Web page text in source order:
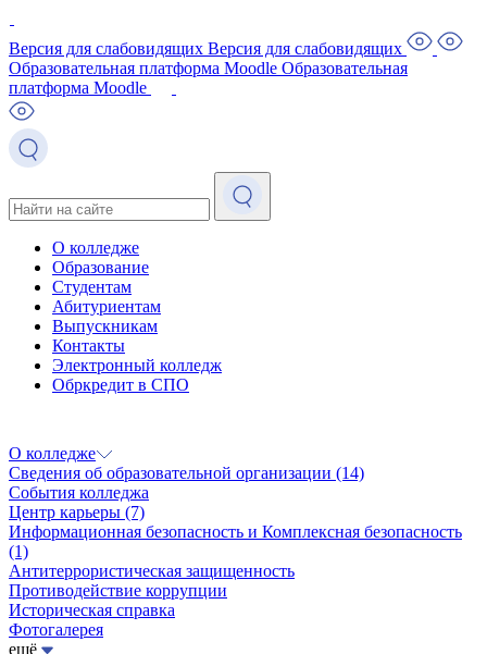
Версия для слабовидящих Версия для слабовидящих
Образовательная платформа Moodle Образовательная
платформа Moodle
О колледже
Образование
Студентам
Абитуриентам
Выпускникам
Контакты
Электронный колледж
Обркредит в СПО
О колледже
Сведения об образовательной организации (14)
События колледжа
Центр карьеры (7)
Информационная безопасность и Комплексная безопасность
(1)
Антитеррористическая защищенность
Противодействие коррупции
Историческая справка
Фотогалерея
ещё